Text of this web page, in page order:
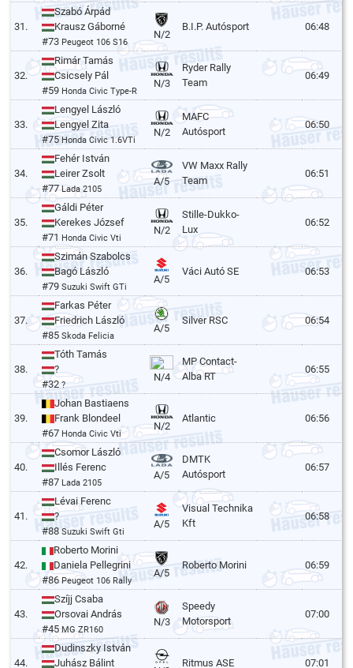
31.
Szabó Árpád
Krausz Gáborné
#73 Peugeot 106 S16
N/2
B.I.P. Autósport 06:48
32.
Rimár Tamás
Csicsely Pál
#59 Honda Civic Type-R
N/3
Ryder Rally
Team
06:49
33.
Lengyel László
Lengyel Zita
#75Honda Civic 1.6VTi
N/2
MAFC
Autósport
06:50
34.
Fehér István
Leirer Zsolt
#77Lada 2105
A/5
VW Maxx Rally
Team
06:51
35.
Gáldi Péter
Kerekes József
#71 Honda Civic Vti
N/2
Stille-Dukko-
Lux
06:52
36.
Szimán Szabolcs
Bagó László
#79Suzuki Swift GTi
A/5
Váci Autó SE 06:53
37.
Farkas Péter
Friedrich László
#85Skoda Felicia
A/5
Silver RSC 06:54
38.
Tóth Tamás
?
#32?
N/4
MP Contact-
Alba RT
06:55
39.
Johan Bastiaens
Frank Blondeel
#67 Honda Civic Vti
N/2
Atlantic 06:56
40.
Csomor László
Illés Ferenc
#87 Lada 2105
A/5
DMTK
Autósport
06:57
41.
Lévai Ferenc
?
#88Suzuki Swift Gti
A/5
Visual Technika
Kft
06:58
42.
Roberto Morini
Daniela Pellegrini
#86Peugeot 106 Rally
A/5
Roberto Morini 06:59
43.
Szíjj Csaba
Orsovai András
#45MG ZR160
N/3
Speedy
Motorsport
07:00
44.
Dudinszky István
Juhász Bálint
Ritmus ASE 07:01